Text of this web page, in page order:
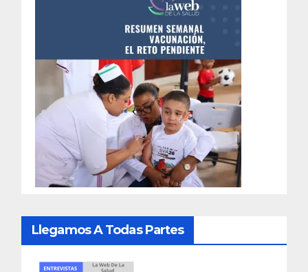
Llegamos A Todas Partes